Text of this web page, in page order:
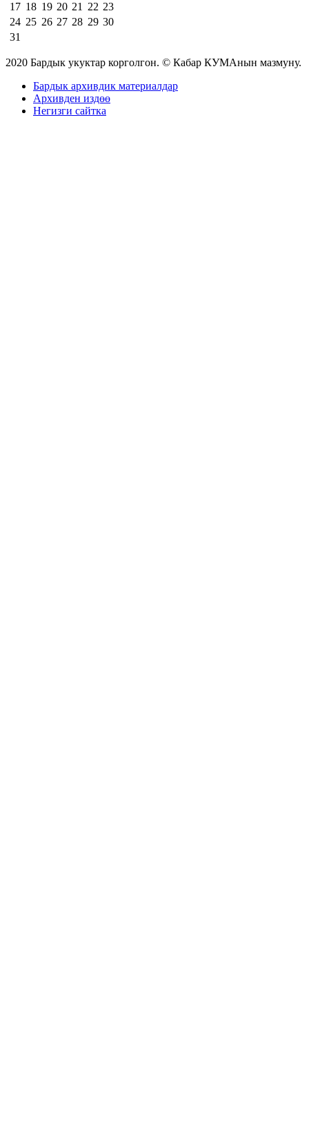
17 18 19 20 21 22 23
24 25 26 27 28 29 30
31
2020 Бардык укуктар корголгон. © Кабар КУМАнын мазмуну.
Бардык архивдик материалдар
Архивден издөө
Негизги сайтка